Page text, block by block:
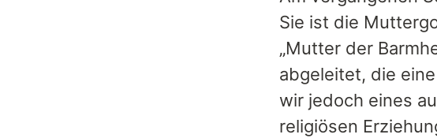
Sie ist die
„Mutter der
abgeleitet, die
wir jedoch eines
religiösen